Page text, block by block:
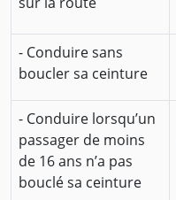
- Conduire sans
boucler sa ceinture
- Conduire lorsqu’un
passager de moins
de 16 ans n’a pas
bouclé sa ceinture